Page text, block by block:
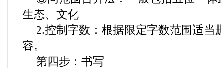
生态、文化
2.控制字数：根据限定字数范围适当
容。
第四步：书写